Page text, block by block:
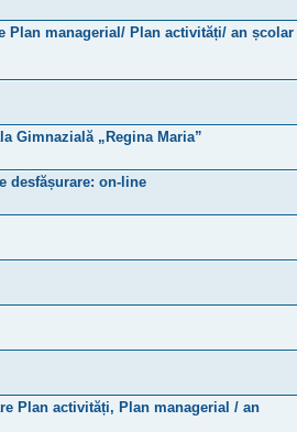
managerial/ Plan activități/ an școlar
Gimnazială „Regina Maria”
desfășurare: on-line
Plan activități, Plan managerial / an